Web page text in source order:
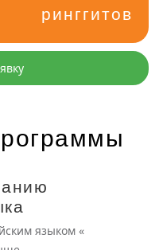
ринггитов
языком «